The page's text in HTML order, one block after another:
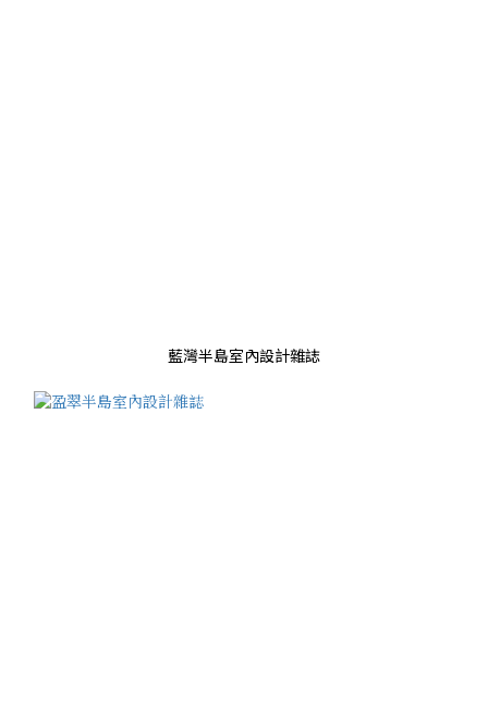
藍灣半島室內設計雜誌